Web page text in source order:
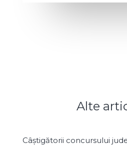
Alte
Câștigătorii concursului